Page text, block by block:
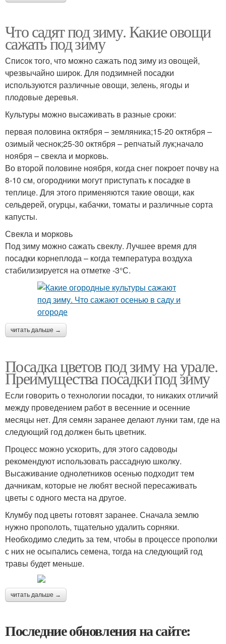
Что садят под зиму. Какие овощи
сажать под зиму
Список того, что можно сажать под зиму из овощей,
чрезвычайно широк. Для подзимней посадки
используются различные овощи, зелень, ягоды и
плодовые деревья.
Культуры можно высаживать в разные сроки:
первая половина октября – земляника;15-20 октября –
озимый чеснок;25-30 октября – репчатый лук;начало
ноября – свекла и морковь.
Во второй половине ноября, когда снег покроет почву на
8-10 см, огородники могут приступать к посадке в
теплице. Для этого применяются такие овощи, как
сельдерей, огурцы, кабачки, томаты и различные сорта
капусты.
Свекла и морковь
Под зиму можно сажать свеклу. Лучшее время для
посадки корнеплода – когда температура воздуха
стабилизируется на отметке -3°С.
читать дальше →
Посадка цветов под зиму на урале.
Преимущества посадки под зиму
Если говорить о технологии посадки, то никаких отличий
между проведением работ в весенние и осенние
месяцы нет. Для семян заранее делают лунки там, где на
следующий год должен быть цветник.
Процесс можно ускорить, для этого садоводы
рекомендуют использовать рассадную школку.
Высаживание однолетников осенью подходит тем
дачникам, которые не любят весной пересаживать
цветы с одного места на другое.
Клумбу под цветы готовят заранее. Сначала землю
нужно прополоть, тщательно удалить сорняки.
Необходимо следить за тем, чтобы в процессе прополки
с них не осыпались семена, тогда на следующий год
травы будет меньше.
читать дальше →
Последние обновления на сайте: